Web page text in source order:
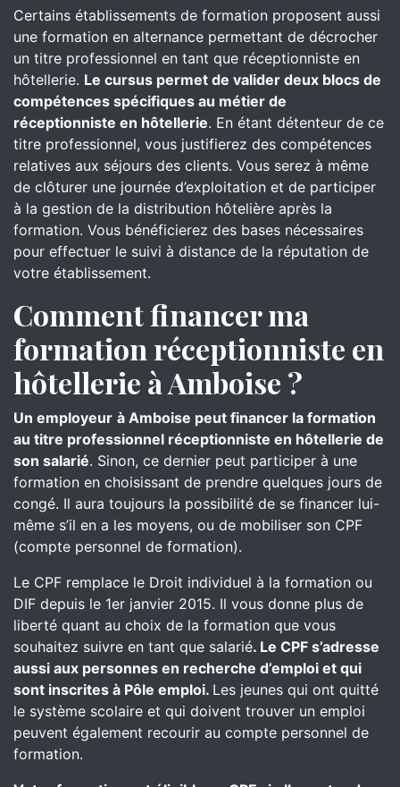
Certains établissements de formation proposent aussi
une formation en alternance permettant de décrocher
un titre professionnel en tant que réceptionniste en
hôtellerie. Le cursus permet de valider deux blocs de
compétences spécifiques au métier de
réceptionniste en hôtellerie. En étant détenteur de ce
titre professionnel, vous justifierez des compétences
relatives aux séjours des clients. Vous serez à même
de clôturer une journée d’exploitation et de participer
à la gestion de la distribution hôtelière après la
formation. Vous bénéficierez des bases nécessaires
pour effectuer le suivi à distance de la réputation de
votre établissement.
Comment financer ma
formation réceptionniste en
hôtellerie à Amboise ?
Un employeur à Amboise peut financer la formation
au titre professionnel réceptionniste en hôtellerie de
son salarié. Sinon, ce dernier peut participer à une
formation en choisissant de prendre quelques jours de
congé. Il aura toujours la possibilité de se financer lui-
même s’il en a les moyens, ou de mobiliser son CPF
(compte personnel de formation).
Le CPF remplace le Droit individuel à la formation ou
DIF depuis le 1er janvier 2015. Il vous donne plus de
liberté quant au choix de la formation que vous
souhaitez suivre en tant que salarié. Le CPF s’adresse
aussi aux personnes en recherche d’emploi et qui
sont inscrites à Pôle emploi. Les jeunes qui ont quitté
le système scolaire et qui doivent trouver un emploi
peuvent également recourir au compte personnel de
formation.